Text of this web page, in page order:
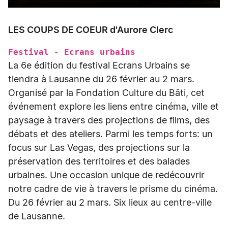
LES COUPS DE COEUR d'Aurore Clerc
Festival - Ecrans urbains
La 6e édition du festival Ecrans Urbains se
tiendra à Lausanne du 26 février au 2 mars.
Organisé par la Fondation Culture du Bâti, cet
événement explore les liens entre cinéma, ville et
paysage à travers des projections de films, des
débats et des ateliers. Parmi les temps forts: un
focus sur Las Vegas, des projections sur la
préservation des territoires et des balades
urbaines. Une occasion unique de redécouvrir
notre cadre de vie à travers le prisme du cinéma.
Du 26 février au 2 mars. Six lieux au centre-ville
de Lausanne.